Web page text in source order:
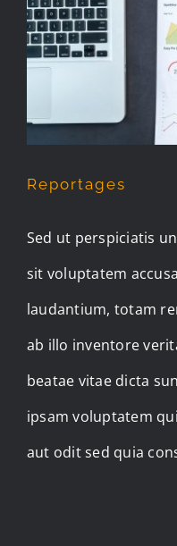
Reportages
Sed ut perspiciatis
sit voluptatem
laudantium, totam
ab illo inventore
beatae vitae dicta
ipsam voluptatem
aut odit sed quia